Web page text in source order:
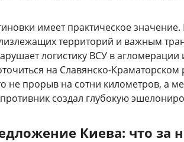
имеет практическое
территорий и важным
логистику ВСУ в агломерации
на Славянско-Краматорском
не прорыв на сотни километров, а
создал глубокую
Киева: что за